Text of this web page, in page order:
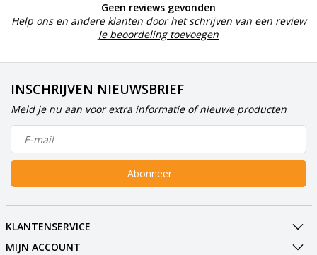
Geen reviews gevonden
Help ons en andere klanten door het schrijven van een review
Je beoordeling toevoegen
INSCHRIJVEN NIEUWSBRIEF
Meld je nu aan voor extra informatie of nieuwe producten
Abonneer
KLANTENSERVICE
MIJN ACCOUNT